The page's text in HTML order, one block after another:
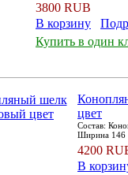
3800 RUB
В корзину
Купить в один
цвет
Состав:
Ширина 146
4200
В